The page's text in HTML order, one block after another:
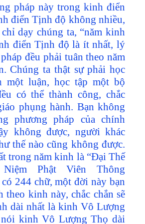
pháp này trong kinh điển
điển Tịnh độ không nhiều,
dạy chúng ta, “năm kinh
điển Tịnh độ là ít nhất, lý
đều phải tuân theo năm
Chúng ta thật sự phải học
một luận, học tập một bộ
có thể thành công, chắc
phụng hành. Bạn không
phương pháp của chính
không được, người khác
thế nào cũng không được.
trong năm kinh là “Đại Thế
Phật Viên Thông
244 chữ, một đời này bạn
theo kinh này, chắc chắn sẽ
dài nhất là kinh Vô Lượng
kinh Vô Lượng Thọ dài